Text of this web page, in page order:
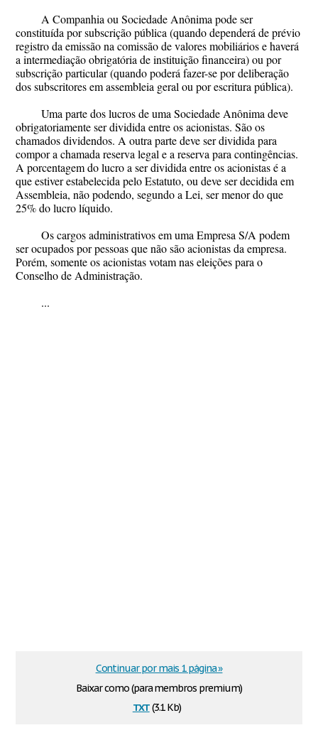
A Companhia ou Sociedade Anônima pode ser
constituída por subscrição pública (quando dependerá de prévio
registro da emissão na comissão de valores mobiliários e haverá
a intermediação obrigatória de instituição financeira) ou por
subscrição particular (quando poderá fazer-se por deliberação
dos subscritores em assembleia geral ou por escritura pública).
Uma parte dos lucros de uma Sociedade Anônima deve
obrigatoriamente ser dividida entre os acionistas. São os
chamados dividendos. A outra parte deve ser dividida para
compor a chamada reserva legal e a reserva para contingências.
A porcentagem do lucro a ser dividida entre os acionistas é a
que estiver estabelecida pelo Estatuto, ou deve ser decidida em
Assembleia, não podendo, segundo a Lei, ser menor do que
25% do lucro líquido.
Os cargos administrativos em uma Empresa S/A podem
ser ocupados por pessoas que não são acionistas da empresa.
Porém, somente os acionistas votam nas eleições para o
Conselho de Administração.
...
Baixar como (para membros premium)
txt(3.1 Kb)
Continuar por mais 1 página »